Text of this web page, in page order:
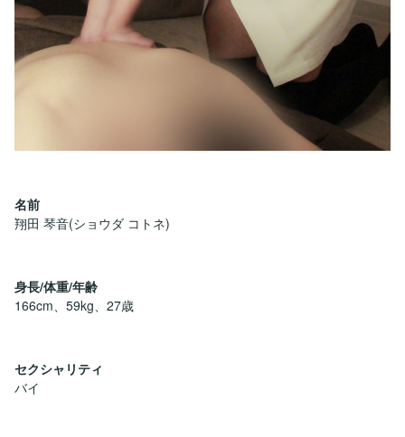
名前
翔田 琴音(ショウダ コトネ)
身長/体重/年齢
166cm、59kg、27歳
セクシャリティ
バイ